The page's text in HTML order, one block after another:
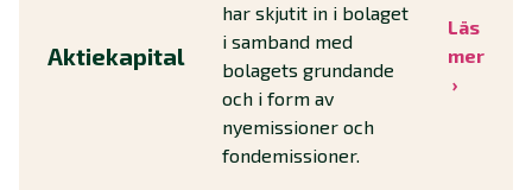
Aktiekapital
har skjutit in i bolaget
i samband med
bolagets grundande
och i form av
nyemissioner och
fondemissioner.
Läs
mer